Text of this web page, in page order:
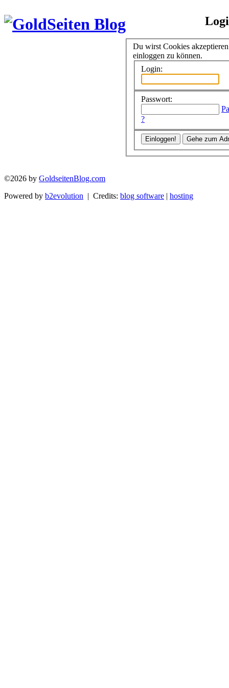
Du wirst Cookies
einloggen zu können.
Login:
Passwort:
?
©2026 by GoldseitenBlog.com
Powered by b2evolution | Credits: blog software | hosting